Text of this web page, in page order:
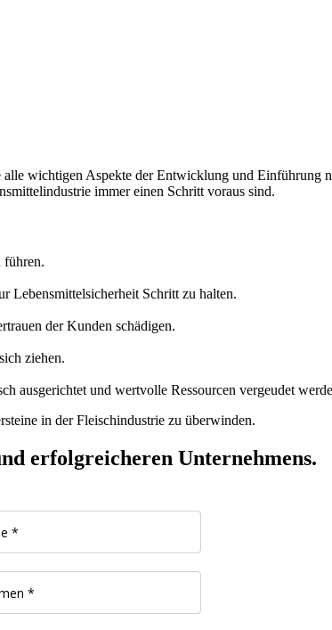
wichtigen Aspekte der Entwicklung und Einführung
immer einen Schritt voraus sind.
führen.
Lebensmittelsicherheit Schritt zu halten.
der Kunden schädigen.
ziehen.
ausgerichtet und wertvolle Ressourcen vergeudet
in der Fleischindustrie zu überwinden.
erfolgreicheren Unternehmens.